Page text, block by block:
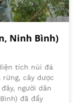
Ninh Bình)
tích núi đá
rừng, cây dược
người dân
đã đẩy